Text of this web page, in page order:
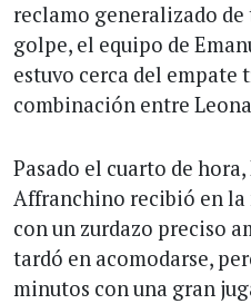
reclamo generalizado de
golpe, el equipo de
estuvo cerca del empate
combinación entre
Pasado el cuarto de
Affranchino recibió en la
con un zurdazo preciso
tardó en acomodarse,
minutos con una gran